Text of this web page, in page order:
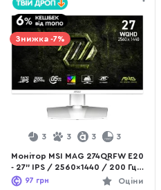
Знижка -7%
3 3 3 3
Монітор MSI MAG 274QRFW E20
- 27" IPS / 2560×1440 / 200 Гц
/ Adaptive Sync / Pivot / HAS
Оціни
97 грн